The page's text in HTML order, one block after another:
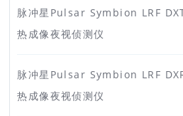
脉冲星Pulsar Symbion LRF
热成像夜视侦测仪
脉冲星Pulsar Symbion LRF
热成像夜视侦测仪